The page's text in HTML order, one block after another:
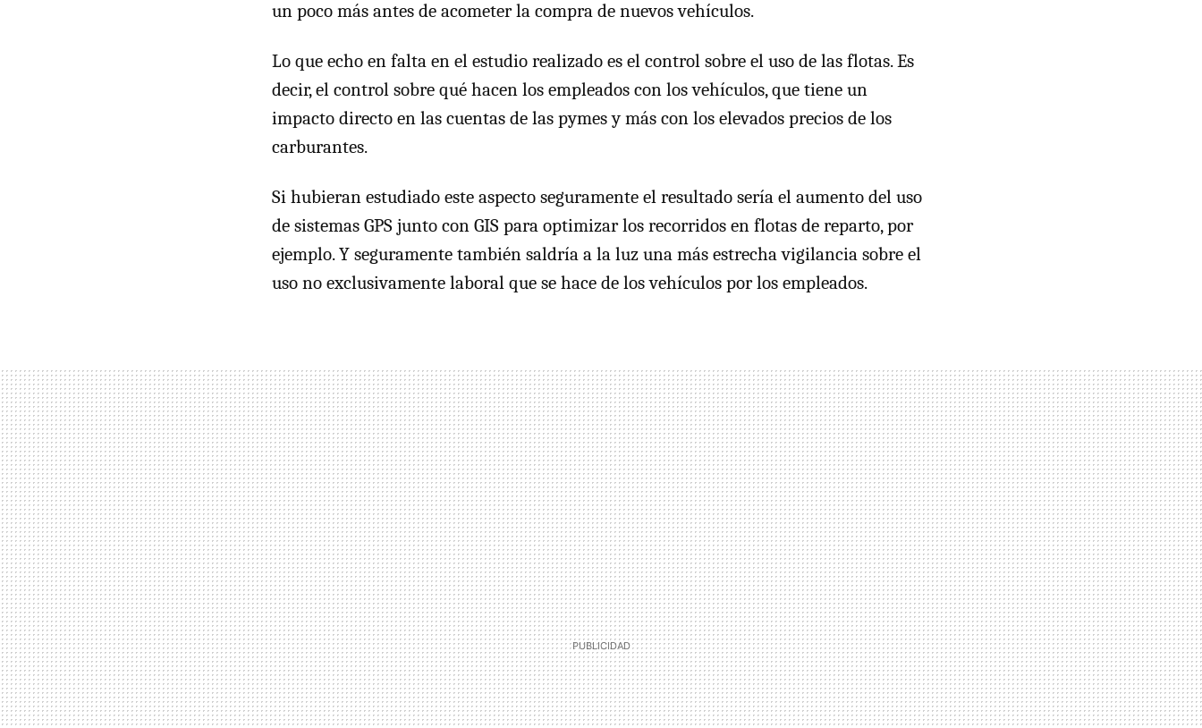
un poco más antes de acometer la compra de nuevos vehículos.
Lo que echo en falta en el estudio realizado es el control sobre el uso de las flotas. Es
decir, el control sobre qué hacen los empleados con los vehículos, que tiene un
impacto directo en las cuentas de las pymes y más con los elevados precios de los
carburantes.
Si hubieran estudiado este aspecto seguramente el resultado sería el aumento del uso
de sistemas GPS junto con GIS para optimizar los recorridos en flotas de reparto, por
ejemplo. Y seguramente también saldría a la luz una más estrecha vigilancia sobre el
uso no exclusivamente laboral que se hace de los vehículos por los empleados.